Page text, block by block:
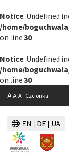
Notice: Undefined
/home/
on line 30
Notice: Undefined
/home/
on line 30
AA A Czcionka
EN | DE | UA